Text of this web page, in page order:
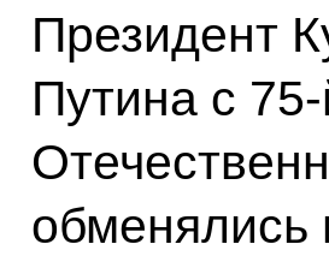
Президент
Путина с
обменялись